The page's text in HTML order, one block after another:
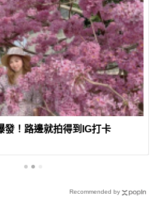
發！路邊就拍得到IG打卡
Recommended by